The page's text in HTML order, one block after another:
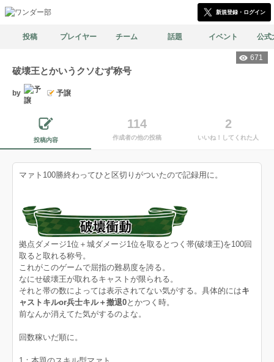
新規登録・ログイン
投稿 プレイヤー チーム 話題 イベント 公式
671
破壊王とかいうクソむず称号
by 予譲
投稿内容
114
作成者の他の投稿
2
いいね！してくれた人
マァト100勝終わってひと区切りがついたので記録用に。
拠点ダメージ1位＋城ダメージ1位を取るとつく帯(破壊王)を100回
取ると取れる称号。
これがこのゲームで屈指の難易度を誇る。
なにせ破壊王が取れるキャストが限られる。
それと帯の数によっては表示されてない気がする。具体的にはキ
ャストキルor兵士キル＋撤退0とかつく時。
前なんか消えてた気がするのよな。
回数稼いだ順に。